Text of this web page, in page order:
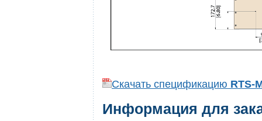
Скачать спецификацию RTS-
Информация для